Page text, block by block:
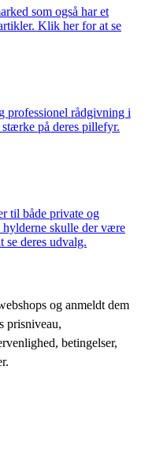
som også har et
Klik her for at se
professionel rådgivning i
på deres pillefyr.
til både private og
skulle der være
deres udvalg.
og anmeldt dem
prisniveau,
betingelser,